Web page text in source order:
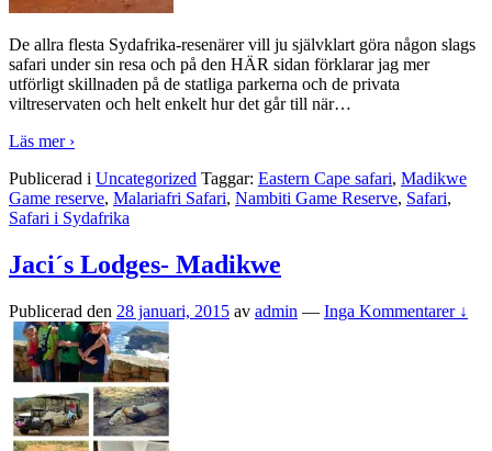
De allra flesta Sydafrika-resenärer vill ju självklart göra någon slags
safari under sin resa och på den HÄR sidan förklarar jag mer
utförligt skillnaden på de statliga parkerna och de privata
viltreservaten och helt enkelt hur det går till när…
Läs mer ›
Publicerad i Uncategorized Taggar: Eastern Cape safari, Madikwe
Game reserve, Malariafri Safari, Nambiti Game Reserve, Safari,
Safari i Sydafrika
Jaci´s Lodges- Madikwe
Publicerad den 28 januari, 2015 av admin — Inga Kommentarer ↓